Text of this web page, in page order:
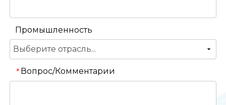
Промышленность
* Вопрос/Комментарии